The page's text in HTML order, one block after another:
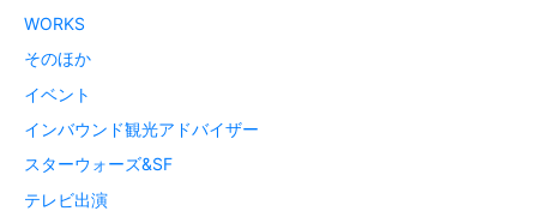
WORKS
そのほか
イベント
インバウンド観光アドバイザー
スターウォーズ&SF
テレビ出演